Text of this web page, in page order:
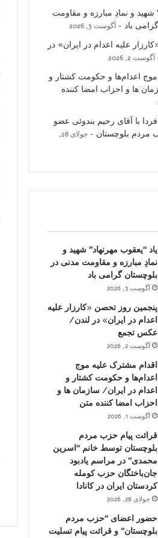
شهید و نمادِ مبارزه و مقاومت
باد
آگوست 3, 2026
علیه اعدام در ایران» در
آگوست 2, 2026
اعدام‌ها و حکومت کشتار و
ها و احزاب امضا کننده
با آقای رحیم بندوئی عضو
بلوچستان
جولای 28,
یاد “یعقوب مهرنهاد” شهید و
نمادِ مبارزه و مقاومت مدنی در
بلوچستان گرامی باد
آگوست 3, 2026
پنجمین روز تحصن «کارزار علیه
اعدام در ایران» در لندن/
عکس تجمع
آگوست 2, 2026
اقدام مشترک علیه موج
اعدام‌ها و حکومت کشتار و
اعدام در ایران/ سازمان ها و
احزاب امضا کننده متن
آگوست 1, 2026
قرائت پیام حزب مردم
بلوچستان توسط خانم “اسرین
محمدی” در مراسم یادبود
جان‌باختگان حزب کومله
کردستان ایران در کانادا
جولای 26, 2026
حضور اعضای “حزب مردم
بلوچستان” و قرائت پیام تسلیت